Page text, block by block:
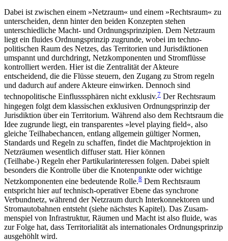
Dabei ist zwischen einem »Netzraum« und einem »Rechtsraum« zu
unterscheiden, denn hinter den beiden Konzepten stehen
unterschiedliche Macht- und Ordnungsprinzipien. Dem Netzraum
liegt ein fluides Ordnungsprinzip zugrunde, wobei im techno­
politischen Raum des Netzes, das Territorien und Jurisdiktionen
umspannt und durchdringt, Netz­komponenten und Stromflüsse
kontrolliert werden. Hier ist die Zentralität der Akteure
entscheidend, die die Flüsse steuern, den Zugang zu Strom regeln
und dadurch auf andere Akteure einwirken. Dennoch sind
technopolitische Einflusssphären nicht exklusiv.7 Der Rechtsraum
hingegen folgt dem klassischen ex­klusiven Ordnungsprinzip der
Jurisdiktion über ein Territorium. Während also dem Rechtsraum die
Idee zugrunde liegt, ein transparentes »level playing field«, also
gleiche Teilhabechancen, entlang allgemein gültiger Normen,
Standards und Regeln zu schaffen, findet die Machtprojektion in
Netzräumen wesentlich diffuser statt. Hier können
(Teilhabe-) Regeln eher Partikularinteressen folgen. Dabei spielt
besonders die Kontrolle über die Knotenpunkte oder wichtige
Netzkomponenten eine bedeutende Rolle.8 Dem Rechtsraum
entspricht hier auf technisch-operativer Ebene das synchrone
Verbundnetz, während der Netzraum durch Interkonnektoren und
Stromautobahnen entsteht (siehe nächstes Kapitel). Das Zusam­
menspiel von Infrastruktur, Räumen und Macht ist also fluide, was
zur Folge hat, dass Territorialität als internationales Ordnungsprinzip
ausgehöhlt wird.